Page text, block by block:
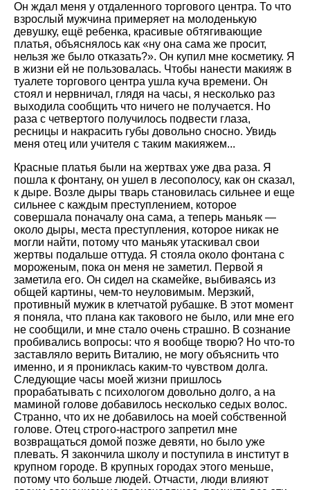
Он ждал меня у отдаленного торгового центра. То что
взрослый мужчина примеряет на молоденькую
девушку, ещё ребенка, красивые обтягивающие
платья, объяснялось как «ну она сама же просит,
нельзя же было отказать?». Он купил мне косметику. Я
в жизни ей не пользовалась. Чтобы нанести макияж в
туалете торгового центра ушла куча времени. Он
стоял и нервничал, глядя на часы, я несколько раз
выходила сообщить что ничего не получается. Но
раза с четвертого получилось подвести глаза,
ресницы и накрасить губы довольно сносно. Увидь
меня отец или учителя с таким макияжем...
Красные платья были на жертвах уже два раза. Я
пошла к фонтану, он ушел в лесополосу, как он сказал,
к дыре. Возле дыры тварь становилась сильнее и еще
сильнее с каждым преступлением, которое
совершала поначалу она сама, а теперь маньяк —
около дыры, места преступления, которое никак не
могли найти, потому что маньяк утаскивал свои
жертвы подальше оттуда. Я стояла около фонтана с
мороженым, пока он меня не заметил. Первой я
заметила его. Он сидел на скамейке, выбиваясь из
общей картины, чем-то неуловимым. Мерзкий,
противный мужик в клетчатой рубашке. В этот момент
я поняла, что плана как такового не было, или мне его
не сообщили, и мне стало очень страшно. В сознание
пробивались вопросы: что я вообще творю? Но что-то
заставляло верить Виталию, не могу объяснить что
именно, и я прониклась каким-то чувством долга.
Следующие часы моей жизни пришлось
прорабатывать с психологом довольно долго, а на
маминой голове добавилось несколько седых волос.
Странно, что их не добавилось на моей собственной
голове. Отец строго-настрого запретил мне
возвращаться домой позже девяти, но было уже
плевать. Я закончила школу и поступила в институт в
крупном городе. В крупных городах этого меньше,
потому что больше людей. Отчасти, люди влияют